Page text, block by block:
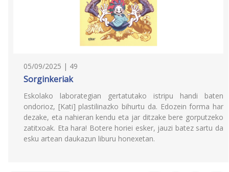
05/09/2025 | 49
Sorginkeriak
Eskolako laborategian gertatutako istripu handi baten
ondorioz, [Kati] plastilinazko bihurtu da. Edozein forma har
dezake, eta nahieran kendu eta jar ditzake bere gorputzeko
zatitxoak. Eta hara! Botere horiei esker, jauzi batez sartu da
esku artean daukazun liburu honexetan.